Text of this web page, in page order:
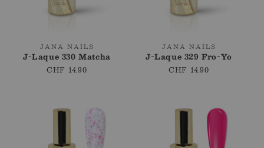
Fournisseur
:
JANA NAILS
J-Laque 330 Matcha
Prix
CHF 14.90
Fournisseur
:
JANA NAILS
J-Laque 329 Fro-Yo
Prix
CHF 14.90